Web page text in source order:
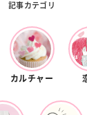
記事カテゴリ
カルチャー